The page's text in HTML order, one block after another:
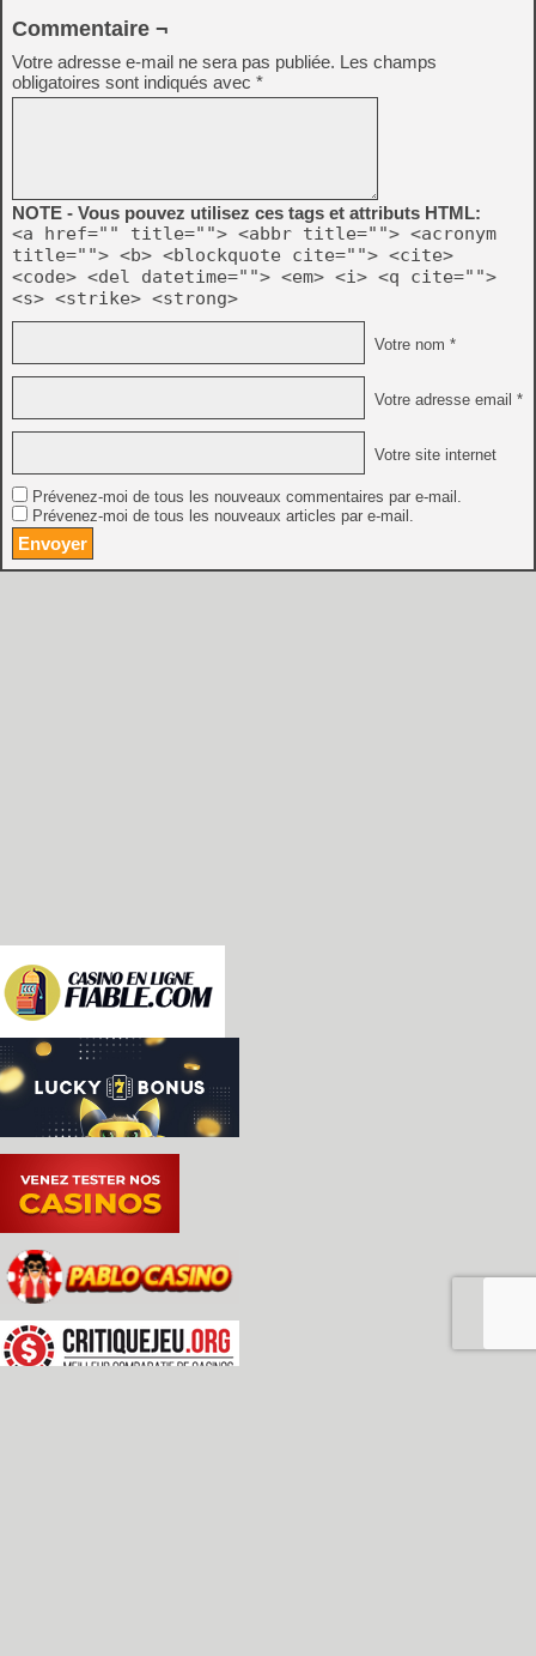
Commentaire ¬
Votre adresse e-mail ne sera pas publiée. Les champs
obligatoires sont indiqués avec *
NOTE - Vous pouvez utilisez ces tags et attributs HTML:
<a href="" title=""> <abbr title=""> <acronym
title=""> <b> <blockquote cite=""> <cite>
<code> <del datetime=""> <em> <i> <q cite="">
<s> <strike> <strong>
Votre nom *
Votre adresse email *
Votre site internet
Prévenez-moi de tous les nouveaux commentaires par e-mail.
Prévenez-moi de tous les nouveaux articles par e-mail.